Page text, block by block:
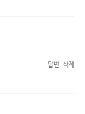
답변 삭제